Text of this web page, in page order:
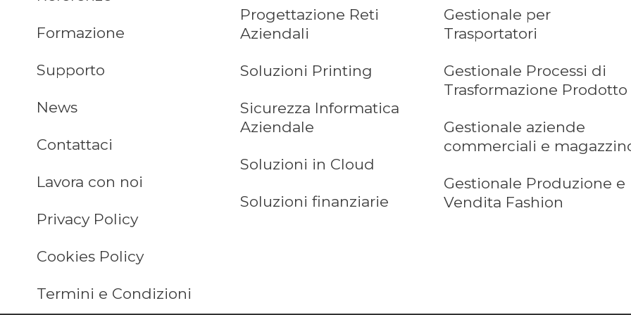
Formazione
Supporto
News
Contattaci
Lavora con noi
Privacy Policy
Cookies Policy
Termini e Condizioni
Progettazione Reti
Aziendali
Soluzioni Printing
Sicurezza Informatica
Aziendale
Soluzioni in Cloud
Soluzioni finanziarie
Gestionale per
Trasportatori
Gestionale Processi di
Trasformazione Prodotto
Gestionale aziende
commerciali e
Gestionale Produzione e
Vendita Fashion